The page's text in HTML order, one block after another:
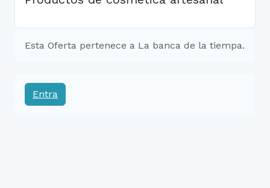
Esta Oferta pertenece a La banca de la tiempa.
Entra